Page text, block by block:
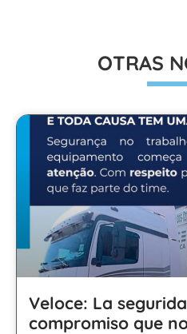
OTRAS
Veloce: La
compromiso que